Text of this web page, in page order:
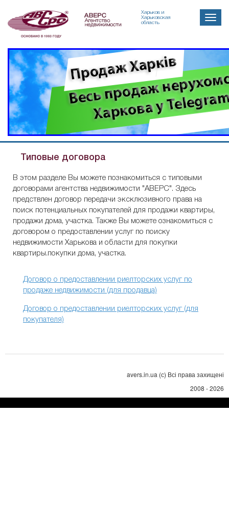
Харьков и
Харьковская
область
Toggle
недвижимости
справочник
Типовые договора
В этом разделе Вы можете познакомиться с типовыми
договорами агентства недвижимости "АВЕРС". Здесь
предствлен договор передачи эксклюзивного права на
поиск потенциальных покупателей для продажи квартиры,
продажи дома, участка. Также Вы можете ознакомиться с
договором о предоставлении услуг по поиску
недвижимости Харькова и области для покупки
квартиры.покупки дома, участка.
Договор о предоставлении риелторских услуг по
продаже недвижимости (для продавца)
Договор о предоставлении риелторских услуг (для
покупателя)
avers.in.ua (с) Всі права захищені
2008 - 2026